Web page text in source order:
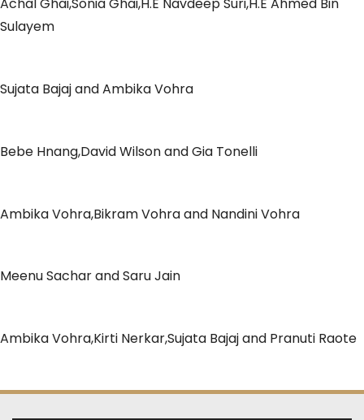
Achal Ghai,Sonia Ghai,H.E Navdeep Suri,H.E Ahmed Bin
Sulayem
Sujata Bajaj and Ambika Vohra
Bebe Hnang,David Wilson and Gia Tonelli
Ambika Vohra,Bikram Vohra and Nandini Vohra
Meenu Sachar and Saru Jain
Ambika Vohra,Kirti Nerkar,Sujata Bajaj and Pranuti Raote